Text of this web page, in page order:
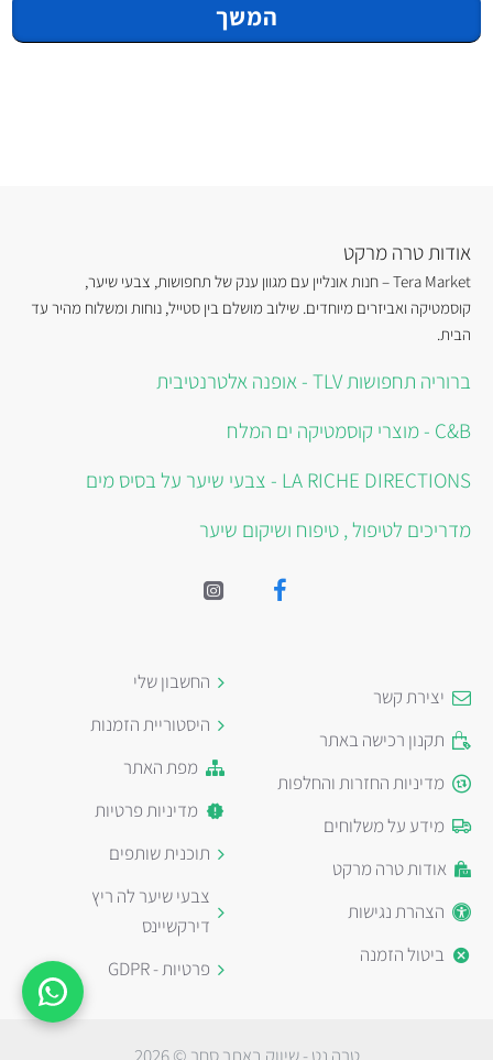
המשך
אודות טרה מרקט
Tera Market – חנות אונליין עם מגוון ענק של תחפושות, צבעי שיער,
קוסמטיקה ואביזרים מיוחדים. שילוב מושלם בין סטייל, נוחות ומשלוח מהיר עד
הבית.
ברוריה תחפושות TLV - אופנה אלטרנטיבית
C&B - מוצרי קוסמטיקה ים המלח
LA RICHE DIRECTIONS - צבעי שיער על בסיס מים
מדריכים לטיפול , טיפוח ושיקום שיער
יצירת קשר
תקנון רכישה באתר
מדיניות החזרות והחלפות
מידע על משלוחים
אודות טרה מרקט
הצהרת נגישות
ביטול הזמנה
החשבון שלי
היסטוריית הזמנות
מפת האתר
מדיניות פרטיות
תוכנית שותפים
צבעי שיער לה ריץ
דירקשיינס
פרטיות - GDPR